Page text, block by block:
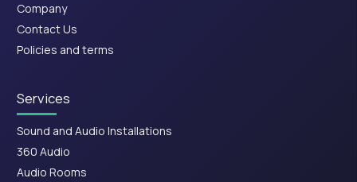
Company
Contact Us
Policies and terms
Services
Sound and Audio Installations
360 Audio
Audio Rooms